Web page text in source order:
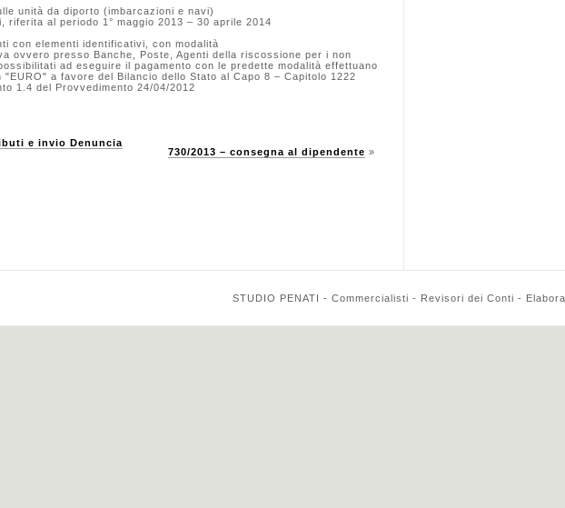
unità da diporto (imbarcazioni e navi)
riferita al periodo 1° maggio 2013 – 30 aprile 2014
con elementi identificativi, con modalità
ovvero presso Banche, Poste, Agenti della riscossione per i non
ad eseguire il pagamento con le predette modalità effettuano
a favore del Bilancio dello Stato al Capo 8 – Capitolo 1222
1.4 del Provvedimento 24/04/2012
e invio Denuncia
730/2013 – consegna al dipendente »
STUDIO PENATI - Commercialisti - Revisori dei Conti -